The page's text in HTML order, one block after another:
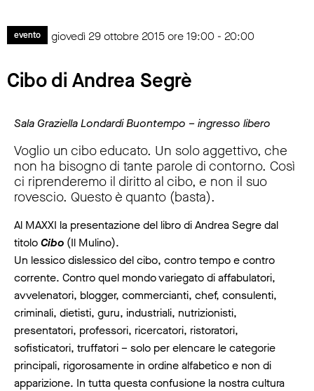
evento giovedì 29 ottobre 2015 ore 19:00 - 20:00
Cibo di Andrea Segrè
Sala Graziella Londardi Buontempo – ingresso libero
Voglio un cibo educato. Un solo aggettivo, che
non ha bisogno di tante parole di contorno. Così
ci riprenderemo il diritto al cibo, e non il suo
rovescio. Questo è quanto (basta).
Al MAXXI la presentazione del libro di Andrea Segre dal
titoloCibo (Il Mulino).
Un lessico dislessico del cibo, contro tempo e contro
corrente. Contro quel mondo variegato di affabulatori,
avvelenatori, blogger, commercianti, chef, consulenti,
criminali, dietisti, guru, industriali, nutrizionisti,
presentatori, professori, ricercatori, ristoratori,
sofisticatori, truffatori – solo per elencare le categorie
principali, rigorosamente in ordine alfabetico e non di
apparizione. In tutta questa confusione la nostra cultura